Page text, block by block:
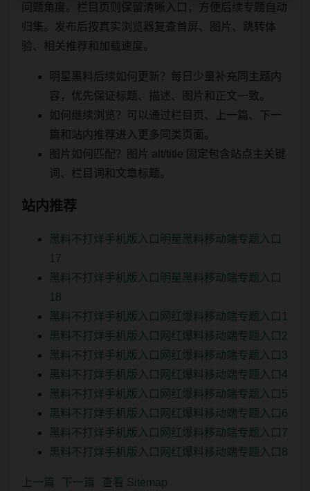
问题角度。栏目页则保留清晰入口，方便后续专题自动
归集。发布后按真实浏览器复查首屏、图片、跳转体
验、相关推荐和加载速度。
明星黑料后续如何更新？每日少量补充同主题内
容，优先保证标题、描述、图片和正文一致。
如何继续浏览？可以通过栏目页、上一篇、下一
篇和站内推荐进入更多同类页面。
图片如何匹配？图片 alt/title 固定包含站点主关键
词、栏目词和文章标题。
站内推荐
黑料不打烊手机版入口明星黑料移动端专题入口
17
黑料不打烊手机版入口明星黑料移动端专题入口
18
黑料不打烊手机版入口网红爆料移动端专题入口1
黑料不打烊手机版入口网红爆料移动端专题入口2
黑料不打烊手机版入口网红爆料移动端专题入口3
黑料不打烊手机版入口网红爆料移动端专题入口4
黑料不打烊手机版入口网红爆料移动端专题入口5
黑料不打烊手机版入口网红爆料移动端专题入口6
黑料不打烊手机版入口网红爆料移动端专题入口7
黑料不打烊手机版入口网红爆料移动端专题入口8
上一篇 下一篇 查看 Sitemap